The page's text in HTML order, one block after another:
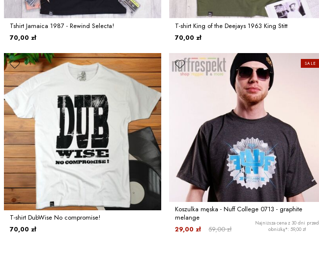
Tshirt Jamaica 1987 - Rewind Selecta!
70,00 zł
T-shirt King of the Deejays 1963 King Stitt
70,00 zł
T-shirt DubWise No compromise!
70,00 zł
Koszulka męska - Nuff College 0713 - graphite
melange
59,00 zł
29,00 zł
Najniższa cena z 30 dni przed
obniżką*: 59,00 zł
SALE